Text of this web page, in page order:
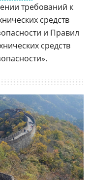
требований к
средств
и Правил
средств